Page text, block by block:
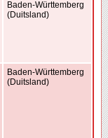
Baden-Württemberg
(Duitsland)
Baden-Württemberg
(Duitsland)